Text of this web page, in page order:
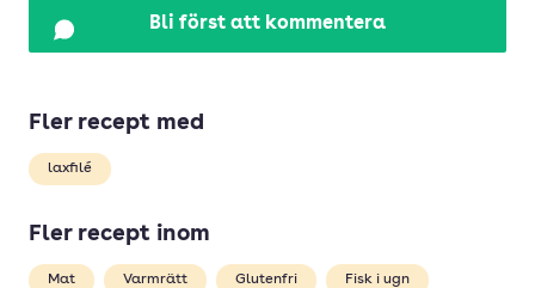
Bli först att kommentera
Fler recept med
laxfilé
Fler recept inom
Mat Varmrätt Glutenfri Fisk i ugn